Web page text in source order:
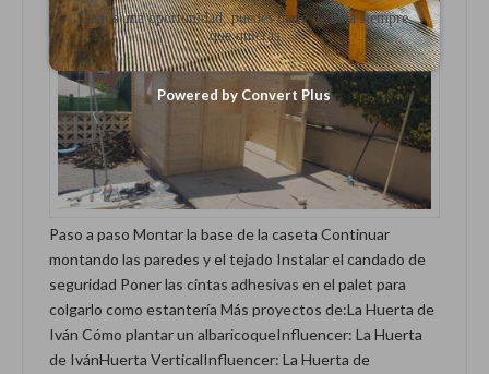
Paso a paso Montar la base de la caseta Continuar
montando las paredes y el tejado Instalar el candado de
seguridad Poner las cintas adhesivas en el palet para
colgarlo como estantería Más proyectos de:La Huerta de
Iván Cómo plantar un albaricoqueInfluencer: La Huerta
de IvánHuerta VerticalInfluencer: La Huerta de
Danos una oportunidad, puedes darte de baja siempre
que quieras
Powered by Convert Plus